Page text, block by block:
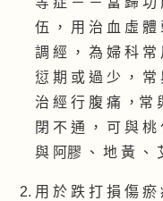
伍 ， 用 治 血 虛 體
調 經 ， 為 婦 科 常
愆 期 或 過 少 ， 常
治 經 行 腹 痛 ，常
閉 不 通 ， 可 與 桃
與 阿膠 、 地 黃 、
用 於 跌 打 損 傷 瘀